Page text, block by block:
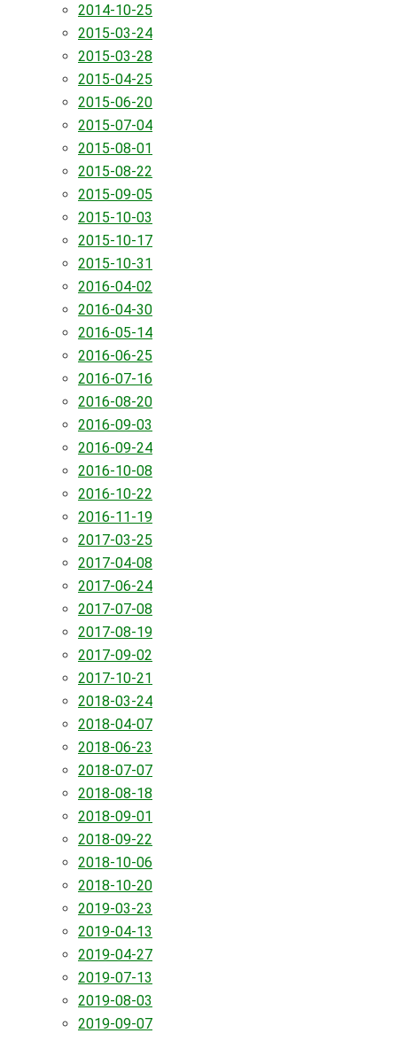
2014-10-25
2015-03-24
2015-03-28
2015-04-25
2015-06-20
2015-07-04
2015-08-01
2015-08-22
2015-09-05
2015-10-03
2015-10-17
2015-10-31
2016-04-02
2016-04-30
2016-05-14
2016-06-25
2016-07-16
2016-08-20
2016-09-03
2016-09-24
2016-10-08
2016-10-22
2016-11-19
2017-03-25
2017-04-08
2017-06-24
2017-07-08
2017-08-19
2017-09-02
2017-10-21
2018-03-24
2018-04-07
2018-06-23
2018-07-07
2018-08-18
2018-09-01
2018-09-22
2018-10-06
2018-10-20
2019-03-23
2019-04-13
2019-04-27
2019-07-13
2019-08-03
2019-09-07